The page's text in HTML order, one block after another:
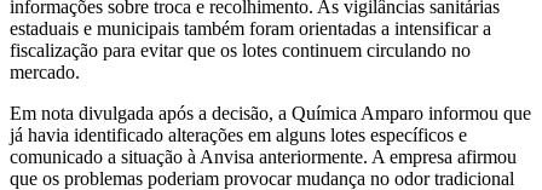
informações sobre troca e recolhimento. As vigilâncias sanitárias
estaduais e municipais também foram orientadas a intensificar a
fiscalização para evitar que os lotes continuem circulando no
mercado.
Em nota divulgada após a decisão, a Química Amparo informou que
já havia identificado alterações em alguns lotes específicos e
comunicado a situação à Anvisa anteriormente. A empresa afirmou
que os problemas poderiam provocar mudança no odor tradicional